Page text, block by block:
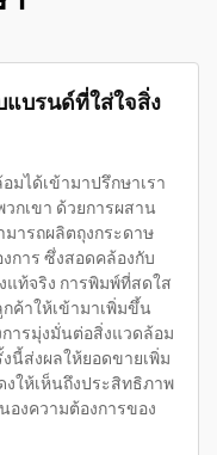
บรนด์ที่ใส่ใจสิ่ง
ได้เข้ามาปรึกษาเรา
กเขา ด้วยการผสาน
มารถผลิตถุงกระดาษ
การ ซึ่งสอดคล้องกับ
ท้จริง การพิมพ์ที่สดใส
ค้าให้เข้ามาเพิ่มขึ้น
ารมุ่งมั่นต่อสิ่งแวดล้อม
นี้ส่งผลให้ยอดขายเพิ่ม
งให้เห็นถึงประสิทธิภาพ
องความต้องการของ